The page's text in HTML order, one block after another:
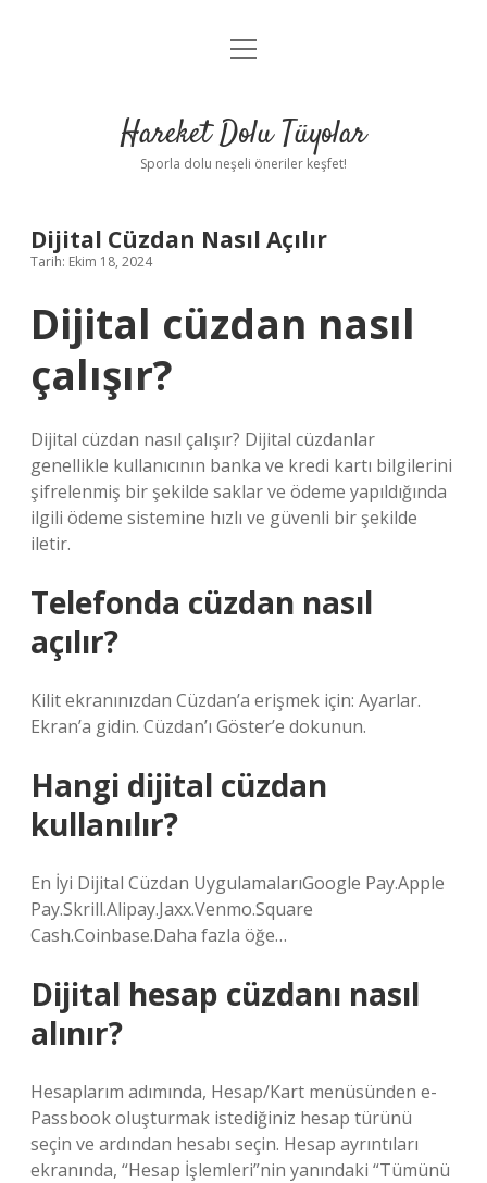
Anasayfa
Yasal Uyarı
menüyü
Hareket Dolu Tüyolar
Sporla dolu neşeli öneriler keşfet!
Dijital Cüzdan Nasıl Açılır
Tarih: Ekim 18, 2024
Dijital cüzdan nasıl
çalışır?
Dijital cüzdan nasıl çalışır? Dijital cüzdanlar
genellikle kullanıcının banka ve kredi kartı bilgilerini
şifrelenmiş bir şekilde saklar ve ödeme yapıldığında
ilgili ödeme sistemine hızlı ve güvenli bir şekilde
iletir.
Telefonda cüzdan nasıl
açılır?
Kilit ekranınızdan Cüzdan’a erişmek için: Ayarlar.
Ekran’a gidin. Cüzdan’ı Göster’e dokunun.
Hangi dijital cüzdan
kullanılır?
En İyi Dijital Cüzdan UygulamalarıGoogle Pay.Apple
Pay.Skrill.Alipay.Jaxx.Venmo.Square
Cash.Coinbase.Daha fazla öğe…
Dijital hesap cüzdanı nasıl
alınır?
Hesaplarım adımında, Hesap/Kart menüsünden e-
Passbook oluşturmak istediğiniz hesap türünü
seçin ve ardından hesabı seçin. Hesap ayrıntıları
ekranında, “Hesap İşlemleri”nin yanındaki “Tümünü